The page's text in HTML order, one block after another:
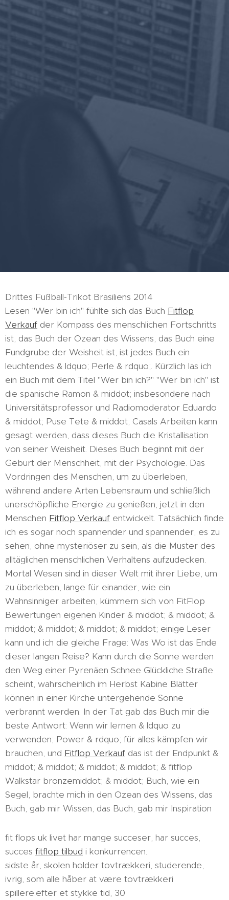
Drittes Fußball-Trikot Brasiliens 2014
Lesen "Wer bin ich" fühlte sich das Buch Fitflop
Verkauf der Kompass des menschlichen Fortschritts
ist, das Buch der Ozean des Wissens, das Buch eine
Fundgrube der Weisheit ist, ist jedes Buch ein
leuchtendes & ldquo; Perle & rdquo;. Kürzlich las ich
ein Buch mit dem Titel "Wer bin ich?" "Wer bin ich" ist
die spanische Ramon & middot; insbesondere nach
Universitätsprofessor und Radiomoderator Eduardo
& middot; Puse Tete & middot; Casals Arbeiten kann
gesagt werden, dass dieses Buch die Kristallisation
von seiner Weisheit. Dieses Buch beginnt mit der
Geburt der Menschheit, mit der Psychologie. Das
Vordringen des Menschen, um zu überleben,
während andere Arten Lebensraum und schließlich
unerschöpfliche Energie zu genießen, jetzt in den
Menschen Fitflop Verkauf entwickelt. Tatsächlich finde
ich es sogar noch spannender und spannender, es zu
sehen, ohne mysteriöser zu sein, als die Muster des
alltäglichen menschlichen Verhaltens aufzudecken.
Mortal Wesen sind in dieser Welt mit ihrer Liebe, um
zu überleben, lange für einander, wie ein
Wahnsinniger arbeiten, kümmern sich von FitFlop
Bewertungen eigenen Kinder & middot; & middot; &
middot; & middot; & middot; & middot; einige Leser
kann und ich die gleiche Frage: Was Wo ist das Ende
dieser langen Reise? Kann durch die Sonne werden
den Weg einer Pyrenäen Schnee Glückliche Straße
scheint, wahrscheinlich im Herbst Kabine Blätter
können in einer Kirche untergehende Sonne
verbrannt werden. In der Tat gab das Buch mir die
beste Antwort: Wenn wir lernen & ldquo zu
verwenden; Power & rdquo; für alles kämpfen wir
brauchen, und Fitflop Verkauf das ist der Endpunkt &
middot; & middot; & middot; & middot; & fitflop
Walkstar bronzemiddot; & middot; Buch, wie ein
Segel, brachte mich in den Ozean des Wissens, das
Buch, gab mir Wissen, das Buch, gab mir Inspiration
fit flops uk livet har mange succeser, har succes,
succes fitflop tilbud i konkurrencen.
sidste år, skolen holder tovtrækkeri, studerende,
ivrig, som alle håber at være tovtrækkeri
spillere.efter et stykke tid, 30